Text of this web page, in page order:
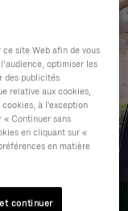
site Web afin de vous
optimiser les
des publicités
relative aux cookies,
cookies, à l'exception
Continuer sans
en cliquant sur «
en matière
continuer